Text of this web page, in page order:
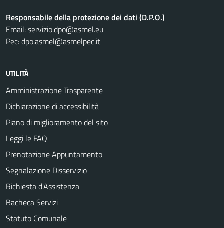
Responsabile della protezione dei dati (D.P.O.)
Email:servizio.dpo@asmel.eu
Pec:dpo.asmel@asmelpec.it
UTILITÀ
Amministrazione Trasparente
Dichiarazione di accessibilità
Piano di miglioramento del sito
Leggi le FAQ
Prenotazione Appuntamento
Segnalazione Disservizio
Richiesta d'Assistenza
Bacheca Servizi
Statuto Comunale